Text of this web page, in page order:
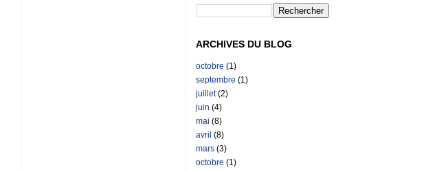
ARCHIVES DU BLOG
octobre (1)
septembre (1)
juillet(2)
juin (4)
mai (8)
avril (8)
mars (3)
octobre (1)